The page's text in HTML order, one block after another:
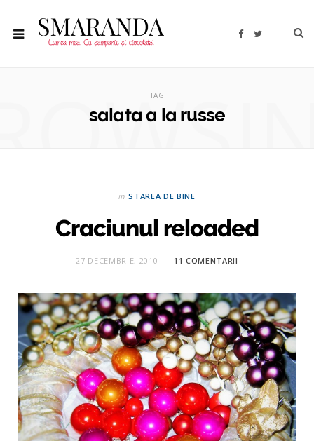
F
T
TAG
salata a la russe
in STAREA DE BINE
Craciunul reloaded
27 DECEMBRIE, 2010 11 COMENTARII